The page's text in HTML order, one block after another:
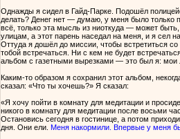
Однажды я сидел в Гайд-Парке. Подошёл
делать? Денег нет — думаю, у меня было только
всё, только эта мысль из ниоткуда — может
улицам, а этот парень наседал на меня, и я сел
Оттуда я дошёл до миссии, чтобы встретиться
тобой встречаться. Ни с кем не будет
альбом с газетными вырезками — это был я:
Каким-то образом я сохранил этот альбом,
сказал: «Что ты хочешь?» Я сказал:
«Я хочу пойти в комнату для медитации и
никого в комнату для медитации после восьми
Остановись сегодня в гостинице, а потом
дня. Они ели. Меня накормили. Впервые у меня